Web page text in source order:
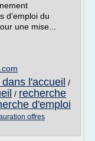
d'emploi du
une mise...
l'accueil /
/ recherche
d'emploi
offres